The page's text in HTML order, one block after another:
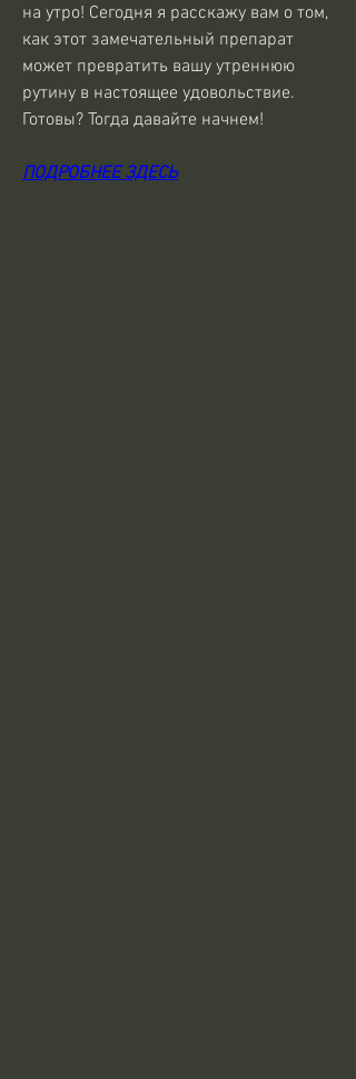
на утро! Сегодня я расскажу вам о том,
как этот замечательный препарат
может превратить вашу утреннюю
рутину в настоящее удовольствие.
Готовы? Тогда давайте начнем!
ПОДРОБНЕЕ ЗДЕСЬ